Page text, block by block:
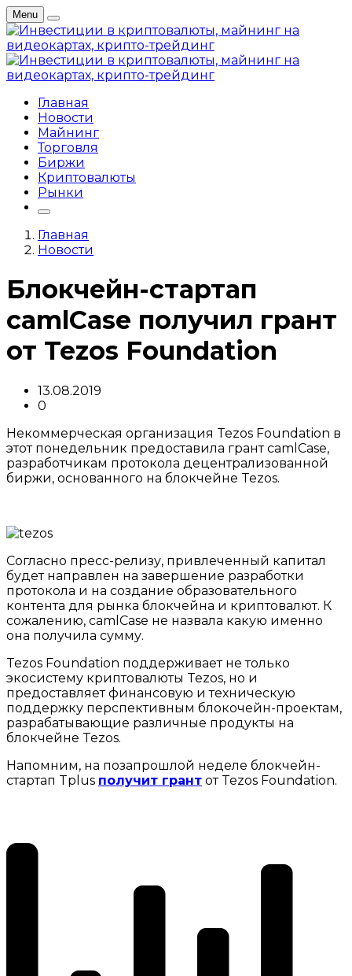
Menu
Главная
Новости
Майнинг
Торговля
Биржи
Криптовалюты
Рынки
Главная
Новости
Блокчейн-стартап
camlCase получил грант
от Tezos Foundation
13.08.2019
0
Некоммерческая организация Tezos Foundation в
этот понедельник предоставила грант camlCase,
разработчикам протокола децентрализованной
биржи, основанного на блокчейне Tezos.
Согласно пресс-релизу, привлеченный капитал
будет направлен на завершение разработки
протокола и на создание образовательного
контента для рынка блокчейна и криптовалют. К
сожалению, camlCase не назвала какую именно
она получила сумму.
Tezos Foundation поддерживает не только
экосистему криптовалюты Tezos, но и
предоставляет финансовую и техническую
поддержку перспективным блокочейн-проектам,
разрабатывающие различные продукты на
блокчейне Tezos.
Напомним, на позапрошлой неделе блокчейн-
стартап Tplus получит грант от Tezos Foundation.